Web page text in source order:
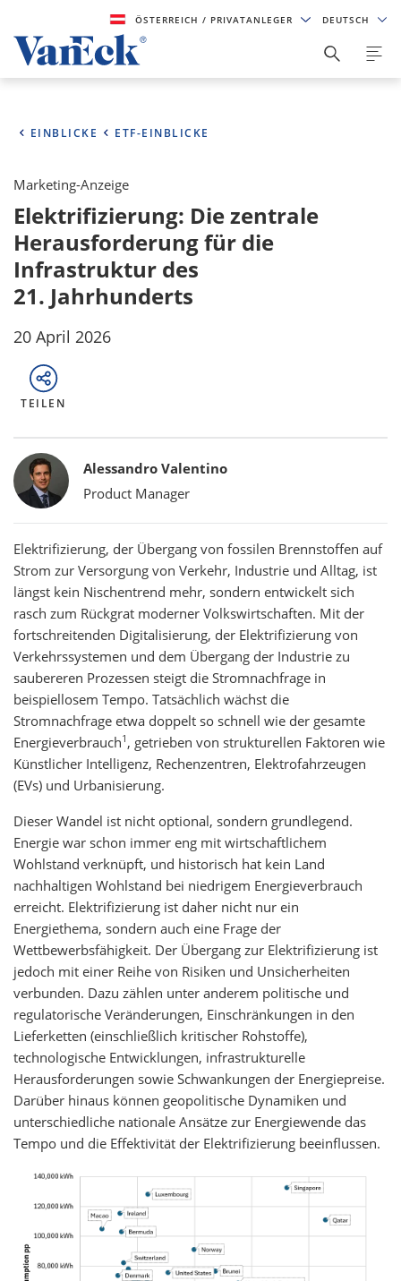
ÖSTERREICH/ PRIVATANLEGER DEUTSCH
EINBLICKE ETF-EINBLICKE
Marketing-Anzeige
Elektrifizierung: Die zentrale
Herausforderung für die
Infrastruktur des
21. Jahrhunderts
20 April 2026
TEILEN
Bylines
Alessandro Valentino
Product Manager
Elektrifizierung, der Übergang von fossilen Brennstoffen auf
Strom zur Versorgung von Verkehr, Industrie und Alltag, ist
längst kein Nischentrend mehr, sondern entwickelt sich
rasch zum Rückgrat moderner Volkswirtschaften. Mit der
fortschreitenden Digitalisierung, der Elektrifizierung von
Verkehrssystemen und dem Übergang der Industrie zu
saubereren Prozessen steigt die Stromnachfrage in
beispiellosem Tempo. Tatsächlich wächst die
Stromnachfrage etwa doppelt so schnell wie der gesamte
Energieverbrauch1 , getrieben von strukturellen Faktoren wie
Künstlicher Intelligenz, Rechenzentren, Elektrofahrzeugen
(EVs) und Urbanisierung.
Dieser Wandel ist nicht optional, sondern grundlegend.
Energie war schon immer eng mit wirtschaftlichem
Wohlstand verknüpft, und historisch hat kein Land
nachhaltigen Wohlstand bei niedrigem Energieverbrauch
erreicht. Elektrifizierung ist daher nicht nur ein
Energiethema, sondern auch eine Frage der
Wettbewerbsfähigkeit. Der Übergang zur Elektrifizierung ist
jedoch mit einer Reihe von Risiken und Unsicherheiten
verbunden. Dazu zählen unter anderem politische und
regulatorische Veränderungen, Einschränkungen in den
Lieferketten (einschließlich kritischer Rohstoffe),
technologische Entwicklungen, infrastrukturelle
Herausforderungen sowie Schwankungen der Energiepreise.
Darüber hinaus können geopolitische Dynamiken und
unterschiedliche nationale Ansätze zur Energiewende das
Tempo und die Effektivität der Elektrifizierung beeinflussen.